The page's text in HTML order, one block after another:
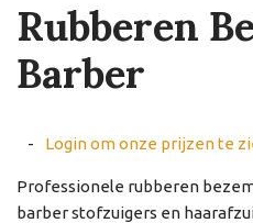
Rubberen
Barber
- Login om onze prijzen te
Professionele rubberen
barber stofzuigers en